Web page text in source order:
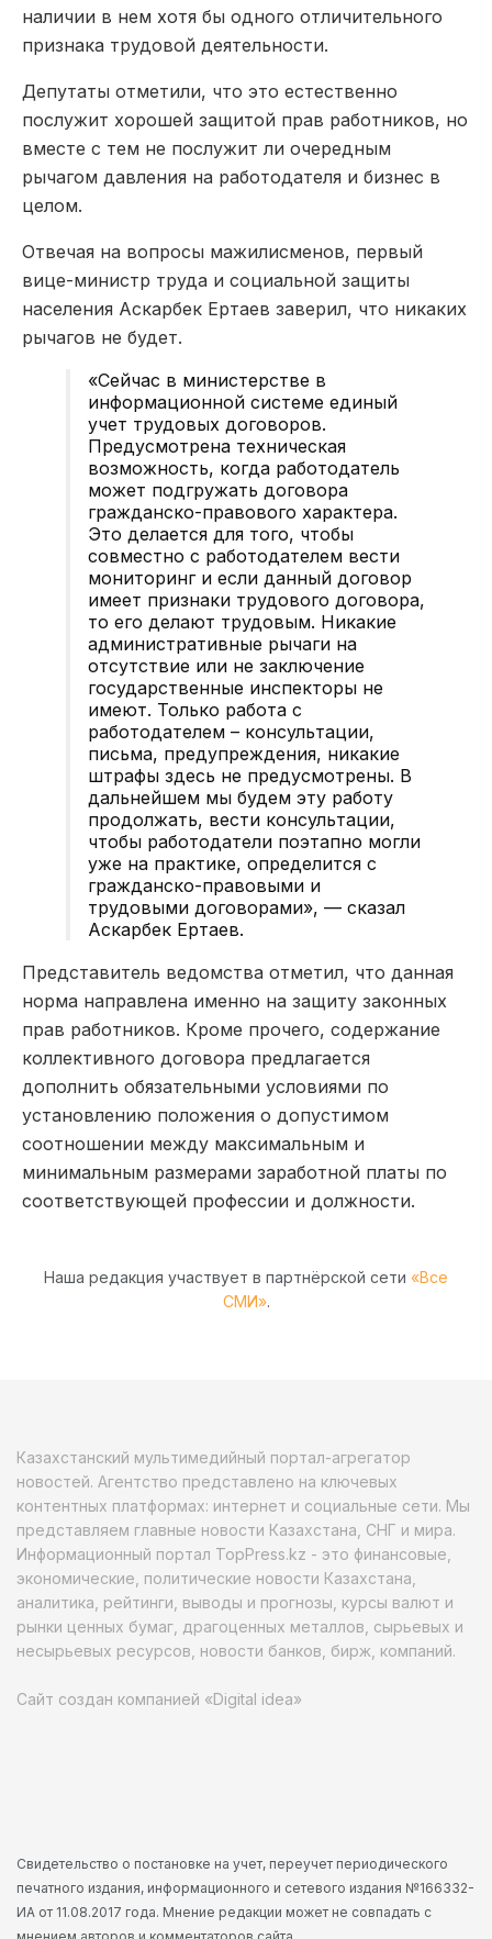
наличии в нем хотя бы одного отличительного
признака трудовой деятельности.
Депутаты отметили, что это естественно
послужит хорошей защитой прав работников, но
вместе с тем не послужит ли очередным
рычагом давления на работодателя и бизнес в
целом.
Отвечая на вопросы мажилисменов, первый
вице-министр труда и социальной защиты
населения Аскарбек Ертаев заверил, что никаких
рычагов не будет.
«Сейчас в министерстве в
информационной системе единый
учет трудовых договоров.
Предусмотрена техническая
возможность, когда работодатель
может подгружать договора
гражданско-правового характера.
Это делается для того, чтобы
совместно с работодателем вести
мониторинг и если данный договор
имеет признаки трудового договора,
то его делают трудовым. Никакие
административные рычаги на
отсутствие или не заключение
государственные инспекторы не
имеют. Только работа с
работодателем – консультации,
письма, предупреждения, никакие
штрафы здесь не предусмотрены. В
дальнейшем мы будем эту работу
продолжать, вести консультации,
чтобы работодатели поэтапно могли
уже на практике, определится с
гражданско-правовыми и
трудовыми договорами», — сказал
Аскарбек Ертаев.
Представитель ведомства отметил, что данная
норма направлена именно на защиту законных
прав работников. Кроме прочего, содержание
коллективного договора предлагается
дополнить обязательными условиями по
установлению положения о допустимом
соотношении между максимальным и
минимальным размерами заработной платы по
соответствующей профессии и должности.
Наша редакция участвует в партнёрской сети «Все
СМИ».
Казахстанский мультимедийный портал-агрегатор
новостей. Агентство представлено на ключевых
контентных платформах: интернет и социальные сети. Мы
представляем главные новости Казахстана, СНГ и мира.
Информационный портал TopPress.kz - это финансовые,
экономические, политические новости Казахстана,
аналитика, рейтинги, выводы и прогнозы, курсы валют и
рынки ценных бумаг, драгоценных металлов, сырьевых и
несырьевых ресурсов, новости банков, бирж, компаний.
Сайт создан компанией «Digital idea»
Свидетельство о постановке на учет, переучет периодического
печатного издания, информационного и сетевого издания №166332-
ИА от 11.08.2017 года. Мнение редакции может не совпадать с